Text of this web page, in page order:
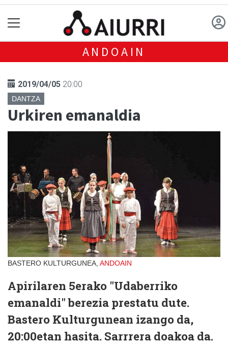
ANDOAIN
2019/04/05 20:00
DANTZA
Urkiren emanaldia
BASTERO KULTURGUNEA, ANDOAIN
Apirilaren 5erako "Udaberriko
emanaldi" berezia prestatu dute.
Bastero Kulturgunean izango da,
20:00etan hasita. Sarrrera doakoa da.